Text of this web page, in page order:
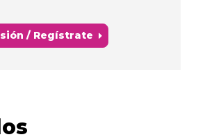
/ Regístrate